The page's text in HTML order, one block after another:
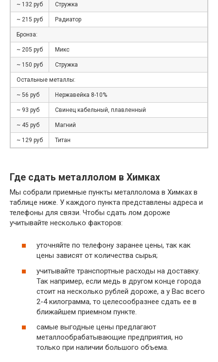
~ 132 руб Стружка
~ 215 руб Радиатор
Бронза:
~ 205 руб Микс
~ 150 руб Стружка
Остальные металлы:
~ 56 руб Нержавейка 8-10%
~ 93 руб Свинец кабельный, плавленный
~ 45 руб Магний
~ 129 руб Титан
Где сдать металлолом в Химках
Мы собрали приемные пункты металлолома в Химках в
таблице ниже. У каждого пункта представлены адреса и
телефоны для связи. Чтобы сдать лом дороже
учитывайте несколько факторов:
уточняйте по телефону заранее цены, так как
цены зависят от количества сырья;
учитывайте транспортные расходы на доставку.
Так например, если медь в другом конце города
стоит на несколько рублей дороже, а у Вас всего
2-4 килограмма, то целесообразнее сдать ее в
ближайшем приемном пункте.
самые выгодные цены предлагают
металлообрабатывающие предприятия, но
только при наличии большого объема.